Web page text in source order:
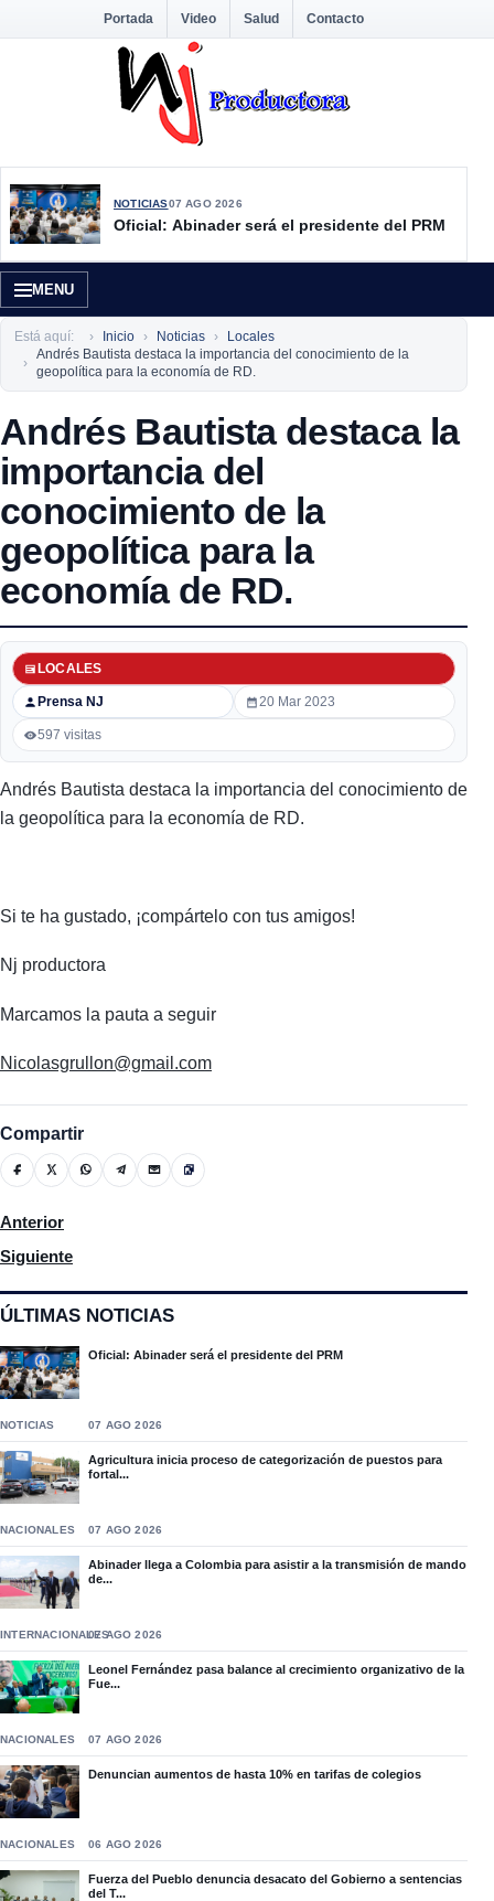
Portada Video Salud Contacto
NOTICIAS07 AGO 2026
Oficial: Abinader será el presidente del PRM
MENU
Está aquí: Inicio Noticias
Locales
Andrés Bautista destaca la importancia del conocimiento de la
geopolítica para la economía de RD.
ÚLTIMAS NOTICIAS
Oficial: Abinader será el presidente del PRM
NOTICIAS 07 AGO 2026
Agricultura inicia proceso de categorización de puestos para
fortal...
NACIONALES 07 AGO 2026
Abinader llega a Colombia para asistir a la transmisión de mando
de...
INTERNACIONALES07 AGO 2026
Leonel Fernández pasa balance al crecimiento organizativo de la
Fue...
NACIONALES 07 AGO 2026
Denuncian aumentos de hasta 10% en tarifas de colegios
NACIONALES 06 AGO 2026
Fuerza del Pueblo denuncia desacato del Gobierno a sentencias
del T...
Andrés Bautista destaca la
importancia del
conocimiento de la
geopolítica para la
economía de RD.
Prensa NJ
LOCALES
20 Mar 2023
597 visitas
Andrés Bautista destaca la importancia del conocimiento de
la geopolítica para la economía de RD.
Si te ha gustado, ¡compártelo con tus amigos!
Nj productora
Marcamos la pauta a seguir
Nicolasgrullon@gmail.com
Compartir
Artículo anterior: Américo Antonio Gómez muere al caer por
Anterior
Artículo siguiente: Andrés Bautista organiza conferencia con el
Siguiente